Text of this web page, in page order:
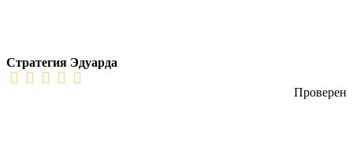
Стратегия Эдуарда
Проверен